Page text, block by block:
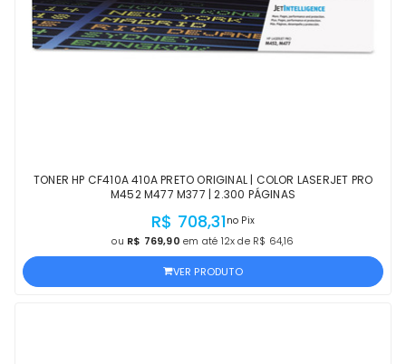
TONER HP CF410A 410A PRETO ORIGINAL | COLOR LASERJET PRO
M452 M477 M377 | 2.300 PÁGINAS
R$ 708,31no Pix
ou R$ 769,90 em até 12x de R$ 64,16
VER PRODUTO